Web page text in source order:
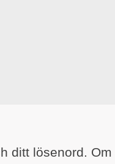
ditt lösenord.